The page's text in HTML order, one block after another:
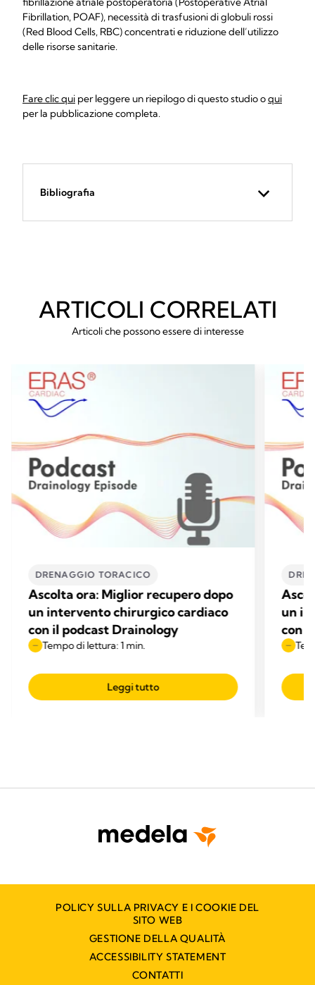
Fibrillation, POAF), necessità di trasfusioni di globuli rossi
(Red Blood Cells, RBC) concentrati e riduzione dell’utilizzo
delle risorse sanitarie.
Fare clic qui per leggere un riepilogo di questo studio oqui
per la pubblicazione completa.
Bibliografia
ARTICOLI CORRELATI
Articoli che possono essere di interesse
DRENAGGIO TORACICO
Ascolta ora: Miglior recupero dopo
un intervento chirurgico cardiaco
con il podcast Drainology
Tempo di lettura: 1 min.
Leggi tutto
un
con
POLICY SULLA PRIVACY E I COOKIE DEL
SITO WEB
GESTIONE DELLA QUALITÀ
ACCESSIBILITY STATEMENT
CONTATTI